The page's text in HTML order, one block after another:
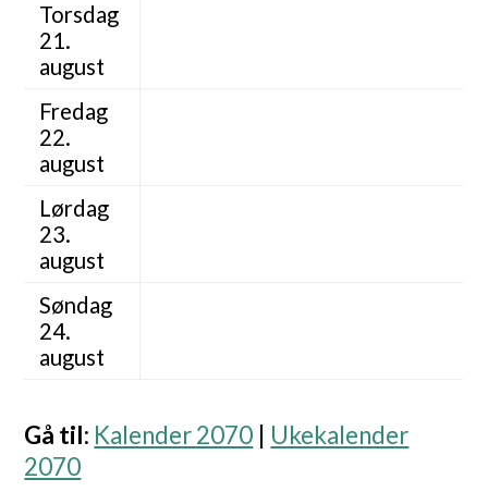
Torsdag
21.
august
Fredag
22.
august
Lørdag
23.
august
Søndag
24.
august
Gå til: Kalender 2070
Ukekalender
2070